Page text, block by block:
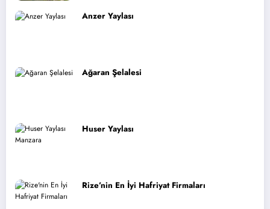
Anzer Yaylası
Ağaran Şelalesi
Huser Yaylası
Rize’nin En İyi Hafriyat Firmaları